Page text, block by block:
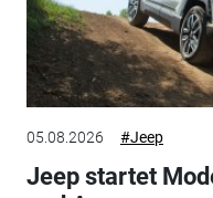
05.08.2026 #Jeep
Jeep startet